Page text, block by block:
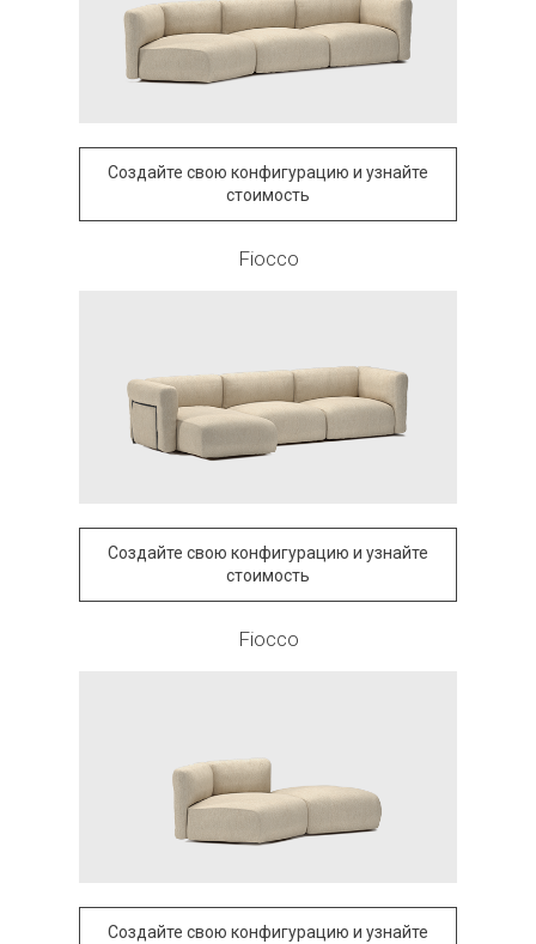
Создайте свою конфигурацию и узнайте
стоимость
Fiocco
Создайте свою конфигурацию и узнайте
стоимость
Fiocco
Создайте свою конфигурацию и узнайте